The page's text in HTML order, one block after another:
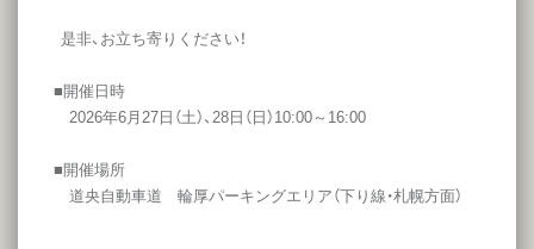
是非、お立ち寄りください！
■開催日時
2026年6月27日（土）、28日（日）10:00～16:00
■開催場所
道央自動車道 輪厚パーキングエリア（下り線・札幌方面）